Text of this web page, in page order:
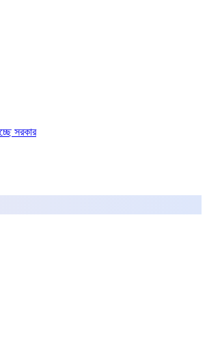
সরকার